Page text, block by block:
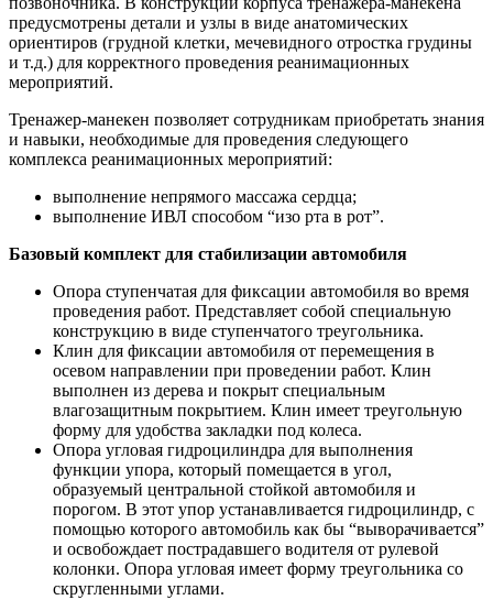
предусмотрены детали и узлы в виде анатомических
ориентиров (грудной клетки, мечевидного отростка грудины
и т.д.) для корректного проведения реанимационных
мероприятий.
Тренажер-манекен позволяет сотрудникам приобретать знания
и навыки, необходимые для проведения следующего
комплекса реанимационных мероприятий:
выполнение непрямого массажа сердца;
выполнение ИВЛ способом “изо рта в рот”.
Базовый комплект для стабилизации автомобиля
Опора ступенчатая для фиксации автомобиля во время
проведения работ. Представляет собой специальную
конструкцию в виде ступенчатого треугольника.
Клин для фиксации автомобиля от перемещения в
осевом направлении при проведении работ. Клин
выполнен из дерева и покрыт специальным
влагозащитным покрытием. Клин имеет треугольную
форму для удобства закладки под колеса.
Опора угловая гидроцилиндра для выполнения
функции упора, который помещается в угол,
образуемый центральной стойкой автомобиля и
порогом. В этот упор устанавливается гидроцилиндр, с
помощью которого автомобиль как бы “выворачивается”
и освобождает пострадавшего водителя от рулевой
колонки. Опора угловая имеет форму треугольника со
скругленными углами.